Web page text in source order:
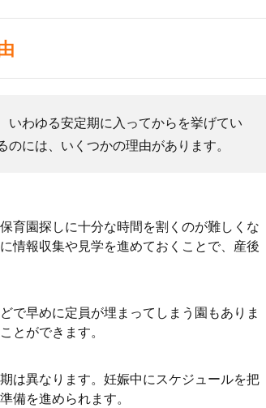
いわゆる安定期に入ってからを挙げてい
のには、いくつかの理由があります。
育園探しに十分な時間を割くのが難しくな
情報収集や見学を進めておくことで、産後
で早めに定員が埋まってしまう園もありま
とができます。
は異なります。妊娠中にスケジュールを把
備を進められます。